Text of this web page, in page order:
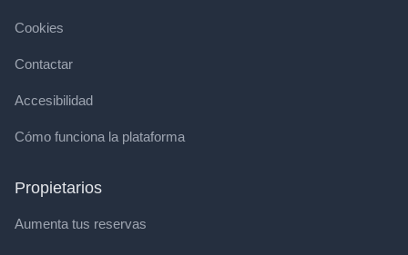
Cookies
Contactar
Accesibilidad
Cómo funciona la plataforma
Propietarios
Aumenta tus reservas